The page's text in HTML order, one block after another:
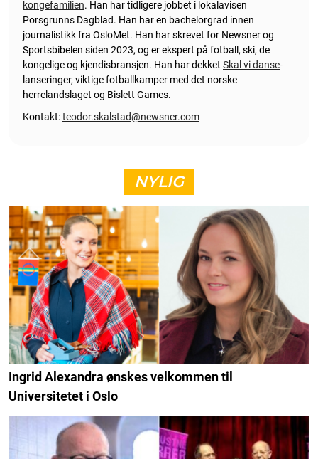
kongefamilien. Han har tidligere jobbet i lokalavisen
Porsgrunns Dagblad. Han har en bachelorgrad innen
journalistikk fra OsloMet. Han har skrevet for Newsner og
Sportsbibelen siden 2023, og er ekspert på fotball, ski, de
kongelige og kjendisbransjen. Han har dekket Skal vi danse-
lanseringer, viktige fotballkamper med det norske
herrelandslaget og Bislett Games.
Kontakt:teodor.skalstad@newsner.com
NYLIG
Ingrid Alexandra ønskes velkommen til
Universitetet i Oslo